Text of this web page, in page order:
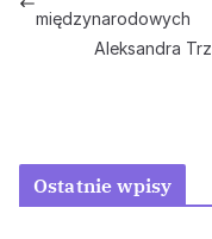
międzynarodowych
Aleksandra
Ostatnie wpisy